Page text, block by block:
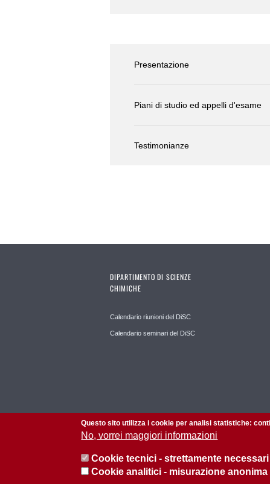
Presentazione
Piani di studio ed appelli d'esame
Testimonianze
DIPARTIMENTO DI SCIENZE
CHIMICHE
Calendario riunioni del DiSC
Calendario seminari del DiSC
Questo sito utilizza i cookie per analisi statistiche:
No, vorrei maggiori informazioni
Cookie tecnici - strettamente necessari
Cookie analitici - misurazione